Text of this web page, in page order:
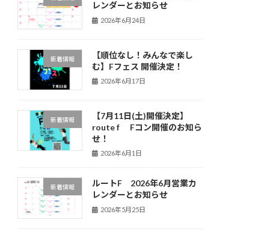
レンダーとお知らせ
2026年6月24日
新着情報
【順位なし！みんなで楽し
む】Fフェス 開催決定！
2026年6月17日
新着情報
【7月11日(土)開催決定】
route f Fコン開催のお知ら
せ！
2026年6月1日
新着情報
ルートF 2026年6月営業カ
レンダーとお知らせ
2026年5月25日